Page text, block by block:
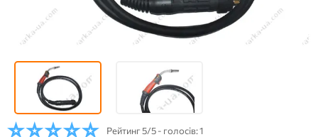
Рейтинг5/5 - голосів: 1